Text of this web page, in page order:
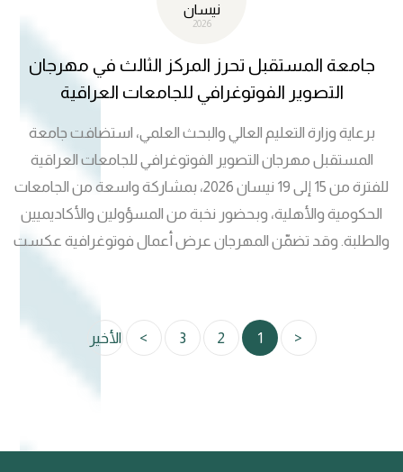
نيسان
2026
جامعة المستقبل تحرز المركز الثالث في مهرجان
التصوير الفوتوغرافي للجامعات العراقية
برعاية وزارة التعليم العالي والبحث العلمي، استضافت جامعة
المستقبل مهرجان التصوير الفوتوغرافي للجامعات العراقية
للفترة من 15 إلى 19 نيسان 2026، بمشاركة واسعة من الجامعات
الحكومية والأهلية، وبحضور نخبة من المسؤولين والأكاديميين
والطلبة. وقد تضمّن المهرجان عرض أعمال فوتوغرافية عكست
في تعزيز التفاعل وتبادل الخبرات بين المشاركين. وفي هذا
السياق، أكدت رئاسة الجامعة، في كلمة ألقاها الأستاذ الدكتور
الفنية وتعزيز حضور الطلبة في المحافل الثقافية. وفي ختام
<
1
2
3
> الأخير